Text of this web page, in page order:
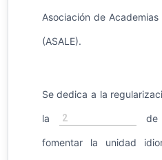
Asociación de
(ASALE).
Se dedica a la
la 2 de
fomentar la unidad